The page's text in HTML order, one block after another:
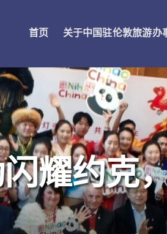
首页 关于中国驻伦敦旅游办
耀约克